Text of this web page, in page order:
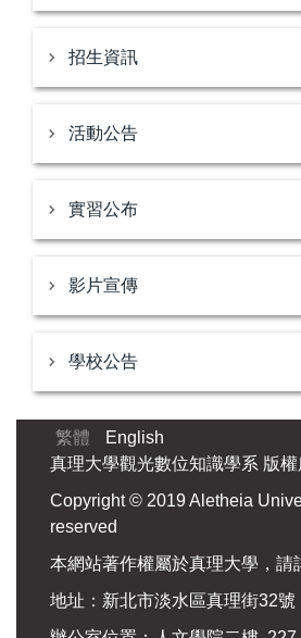
招生資訊
活動公告
實習公布
影片宣傳
學校公告
繁體
English
真理大學觀光數位知識學系 版
Copyright © 2019 Aletheia
reserved
本網站著作權屬於真理大學，請
地址：新北市淡水區真理街32號